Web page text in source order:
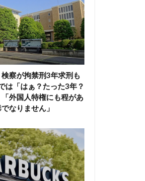
察が拘禁刑3年求刑も
は「はぁ？たった3年？
外国人特権にも程があ
なりません」